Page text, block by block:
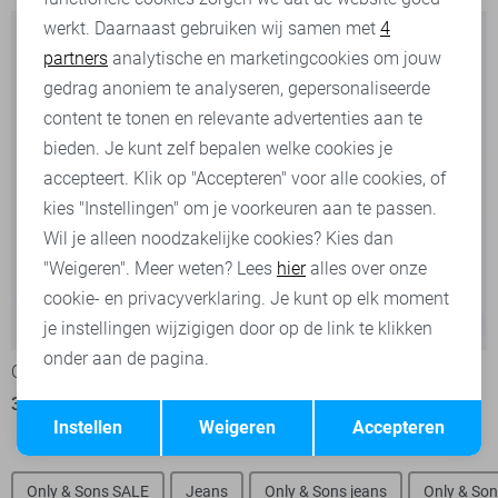
-20%
Only & Sons Broek
31,95 39,99
20,00 39,99
Only & Sons SALE Jeans Only & Sons jeans Only &
Analytische cookies
Marketing cookies
Terug Opslaan
werkt. Daarnaast gebruiken wij samen met 4
partners analytische en marketingcookies om jouw
gedrag anoniem te analyseren, gepersonaliseerde
content te tonen en relevante advertenties aan te
bieden. Je kunt zelf bepalen welke cookies je
accepteert. Klik op "Accepteren" voor alle cookies, of
kies "Instellingen" om je voorkeuren aan te passen.
Wil je alleen noodzakelijke cookies? Kies dan
"Weigeren". Meer weten? Lees hieralles over onze
cookie- en privacyverklaring. Je kunt op elk moment
je instellingen wijzigigen door op de link te klikken
onder aan de pagina.
Accepteren
Weigeren
Instellen